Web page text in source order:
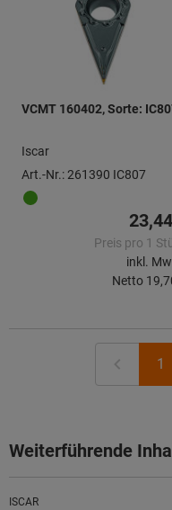
VCMT 160402, Sorte:
Iscar
Art.-Nr.: 261390 IC807
Preis pro 1
inkl.
Netto
1
Weiterführende
ISCAR